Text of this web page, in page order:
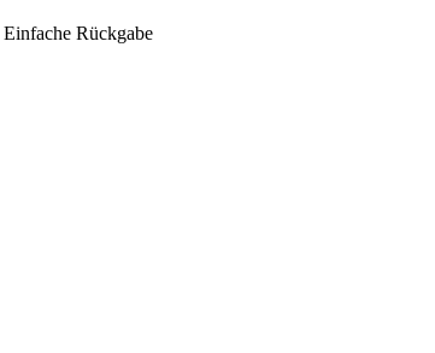
Einfache Rückgabe